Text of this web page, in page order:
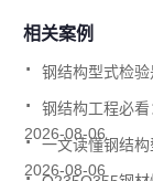
相关案例
钢结构型式检
.
2026-08-06
钢结构工程必
.
2026-08-06
一文读懂钢结
.
.